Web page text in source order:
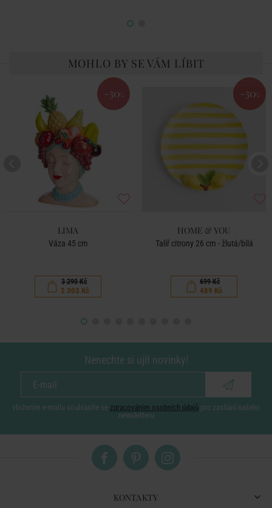
MOHLO BY SE VÁM LÍBIT
-30 %
LIMA
Váza 45 cm
3 290 Kč
2 303 Kč
-30 %
HOME & YOU
Talíř citrony 26 cm - žlutá/bílá
699 Kč
489 Kč
Nenechte si ujít novinky!
vložením e-mailu souhlasíte se zpracováním osobních údajů pro zasílání našeho
newsletteru
KONTAKTY